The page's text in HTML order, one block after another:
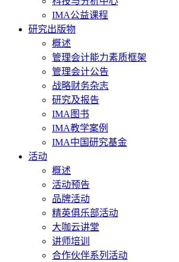
IMA公益课程
研究出版物
概述
管理会计能力素质框架
管理会计公告
战略财务杂志
研究及报告
IMA图书
IMA教学案例
IMA中国研究基金
活动
概述
活动预告
品牌活动
精英俱乐部活动
大咖云讲堂
讲师培训
合作伙伴系列活动